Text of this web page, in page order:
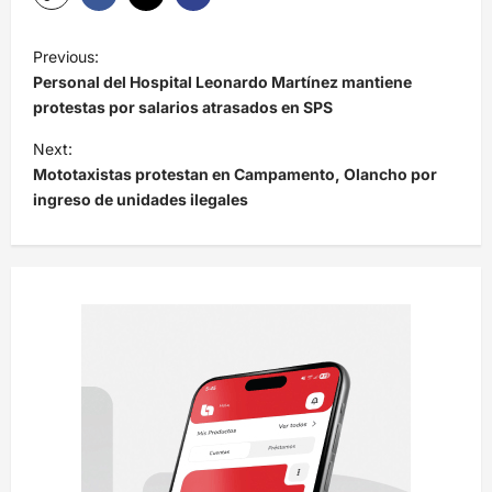
N
a
v
e
g
a
c
Previous:
Personal del Hospital Leonardo Martínez mantiene
protestas por salarios atrasados en SPS
Next:
Mototaxistas protestan en Campamento, Olancho por
ingreso de unidades ilegales